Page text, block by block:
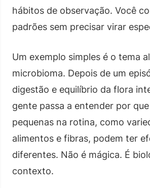
hábitos de observação. Você
padrões sem precisar virar
Um exemplo simples é o tema
microbioma. Depois de um
digestão e equilíbrio da flora
gente passa a entender por
pequenas na rotina, como
alimentos e fibras, podem ter
diferentes. Não é mágica. É
contexto.